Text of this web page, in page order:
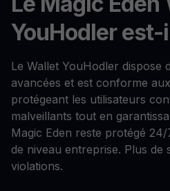
YouHodler
Le Wallet YouHodler dispose
avancées et est conforme
protégeant les utilisateurs
malveillants tout en
Magic Eden reste protégé
de niveau entreprise. Plus de
violations.